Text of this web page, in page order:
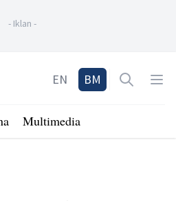
- Iklan -
EN BM Open
Multimedia